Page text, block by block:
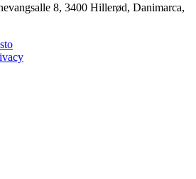
8, 3400 Hillerød, Danimarca,